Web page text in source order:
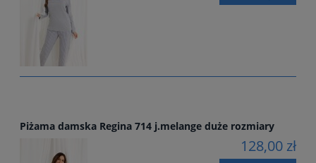
Piżama damska Regina 714 j.melange duże rozmiary
128,00 zł